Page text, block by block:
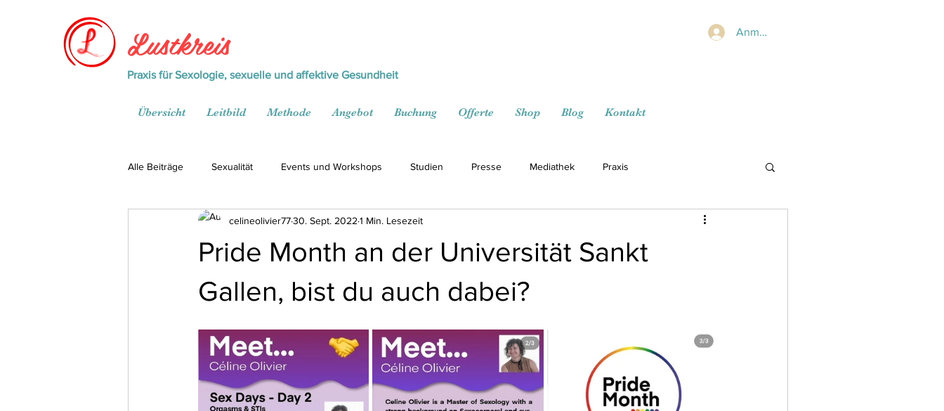
Lustkreis
Praxis für Sexologie, sexuelle und affektive Gesundheit
Übersicht Leitbild Methode Angebot Buchung Offerte Shop Blog Kontakt
Anmelden
Alle Beiträge Sexualität Events und Workshops Studien Presse Mediathek Praxis
Pride Month an der Universität Sankt
Gallen, bist du auch dabei?
celineolivier7730. Sept. 2022 1 Min. Lesezeit